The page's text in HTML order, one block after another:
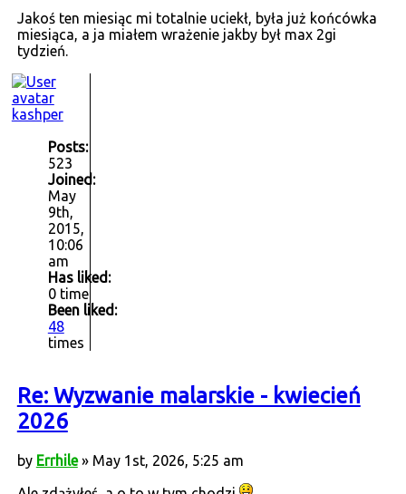
Jakoś ten miesiąc mi totalnie uciekł, była już końcówka
miesiąca, a ja miałem wrażenie jakby był max 2gi
tydzień.
kashper
Posts:
523
Joined:
May
9th,
2015,
10:06
am
Has liked:
0 time
Been liked:
48
times
Re: Wyzwanie malarskie - kwiecień
2026
by Errhile» May 1st, 2026, 5:25 am